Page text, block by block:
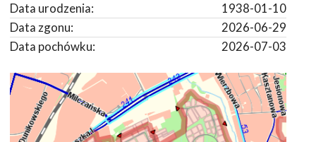
1938-01-10
Data urodzenia:
2026-06-29
Data zgonu:
2026-07-03
Data pochówku: